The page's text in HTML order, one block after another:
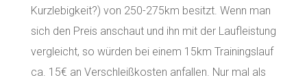
Kurzlebigkeit?) von 250-275km besitzt. Wenn man
sich den Preis anschaut und ihn mit der Laufleistung
vergleicht, so würden bei einem 15km Trainingslauf
ca. 15€ an Verschleißkosten anfallen. Nur mal als